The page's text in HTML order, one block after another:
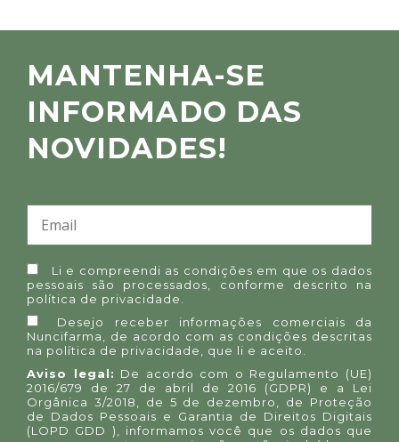
MANTENHA-SE
INFORMADO DAS
NOVIDADES!
Li e compreendi as condições em que os dados
pessoais são processados, conforme descrito na
política de privacidade
Desejo receber informações comerciais da
Nuncifarma, de acordo com as condições descritas
na política de privacidade
, que li e aceito.
Aviso legal: De acordo com o Regulamento (UE)
2016/679 de 27 de abril de 2016 (GDPR) e a Lei
Orgânica 3/2018, de 5 de dezembro, de Proteção
de Dados Pessoais e Garantia de Direitos Digitais
(LOPD GDD ), informamos você que os dados que